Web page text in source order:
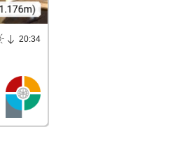
20:34